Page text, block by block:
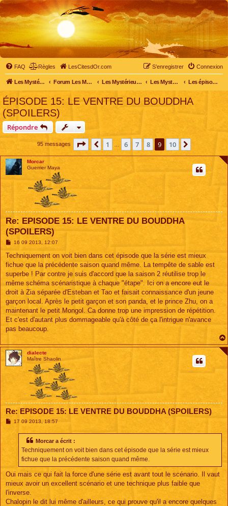
FAQ Règles LesCitesdOr.com Connexion
S’enregistrer
Les Mystérieuses Cités d'Or - LesCitesdOr.com Forum Les Mystérieuses Cités d'Or Les Mystérieuses Cités d'Or Les Mystérieuses Cités d'Or : saison 2 (2013) Les épisodes de la saison 2
ÉPISODE 15: LE VENTRE DU BOUDDHA
(SPOILERS)
Répondre
95 messages Page sur 10
Précédente
1 6 7 8 9 10
Morcar
Guerrier Maya
Re: EPISODE 15: LE VENTRE DU BOUDDHA
(SPOILERS)
M
s
a
g
e
16 09 2013, 12:07
Techniquement on voit bien dans cet épisode que la série est mieux
fichue que la précédente saison quand même. La tempête de sable est
superbe ! Par contre je suis d'accord que la saison 2 réutilise trop le
même schéma scénaristique à chaque "étape". Ici on a encore eut le
droit à Zia séparée d'Esteban et Tao et faisait connaissance d'un jeune
garçon local. Après le petit garçon et son panda, et le prince Zhu, on a
maintenant le petit Mongol. Ca donne trop une impression de répétition.
Et c'est d'autant plus dommageable qu'à côté de ça l'intrigue n'avance
pas beaucoup.
dialecte
Maître Shaolin
Re: EPISODE 15: LE VENTRE DU BOUDDHA (SPOILERS)
M17 09 2013, 18:57
Morcar a écrit :
Techniquement on voit bien dans cet épisode que la série est mieux
fichue que la précédente saison quand même.
Oui mais ce qui fait la force d'une série est avant tout le scénario. Il vaut
mieux avoir un excellent scénario et une technique plus faible que
l'inverse.
Chalopin le dit lui même d'ailleurs, ce qui prouve qu'il a encore quelques